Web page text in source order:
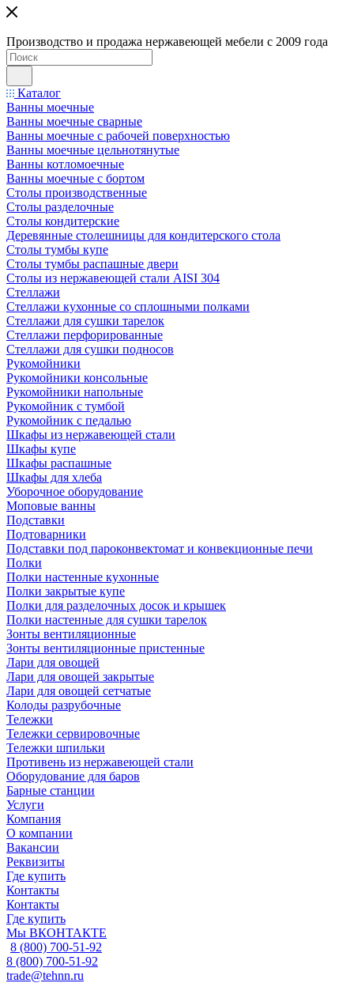
Производство и продажа нержавеющей мебели с 2009 года
Каталог
Ванны моечные
Ванны моечные сварные
Ванны моечные с рабочей поверхностью
Ванны моечные цельнотянутые
Ванны котломоечные
Ванны моечные с бортом
Столы производственные
Столы разделочные
Столы кондитерские
Деревянные столешницы для кондитерского стола
Столы тумбы купе
Столы тумбы распашные двери
Столы из нержавеющей стали AISI 304
Стеллажи
Стеллажи кухонные со сплошными полками
Стеллажи для сушки тарелок
Стеллажи перфорированные
Стеллажи для сушки подносов
Рукомойники
Рукомойники консольные
Рукомойники напольные
Рукомойник с тумбой
Рукомойник с педалью
Шкафы из нержавеющей стали
Шкафы купе
Шкафы распашные
Шкафы для хлеба
Уборочное оборудование
Моповые ванны
Подставки
Подтоварники
Подставки под пароконвектомат и конвекционные печи
Полки
Полки настенные кухонные
Полки закрытые купе
Полки для разделочных досок и крышек
Полки настенные для сушки тарелок
Зонты вентиляционные
Зонты вентиляционные пристенные
Лари для овощей
Лари для овощей закрытые
Лари для овощей сетчатые
Колоды разрубочные
Тележки
Тележки сервировочные
Тележки шпильки
Противень из нержавеющей стали
Оборудование для баров
Барные станции
Услуги
Компания
О компании
Вакансии
Реквизиты
Где купить
Контакты
Контакты
Где купить
Мы ВКОНТАКТЕ
8 (800) 700-51-92
8 (800) 700-51-92
trade@tehnn.ru